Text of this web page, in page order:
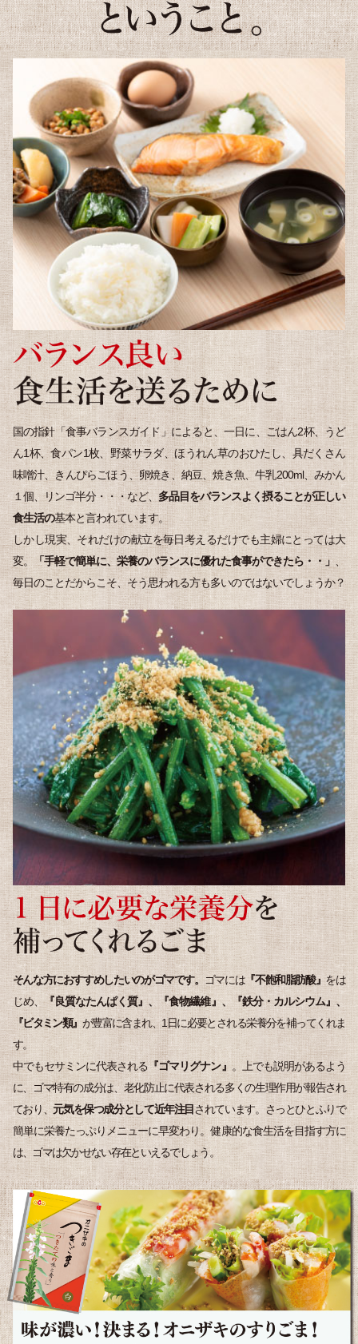
国の指針「食事バランスガイド」によると、一日に、ごはん2杯、うど
ん1杯、食パン1枚、野菜サラダ、ほうれん草のおひたし、具だくさん
味噌汁、きんぴらごほう、卵焼き、納豆、焼き魚、牛乳200ml、みかん
１個、リンゴ半分・・・など、多品目をバランスよく摂ることが正しい
食生活の基本と言われています。
しかし現実、それだけの献立を毎日考えるだけでも主婦にとっては大
変。「手軽で簡単に、栄養のバランスに優れた食事ができたら・・」 、
毎日のことだからこそ、そう思われる方も多いのではないでしょうか？
そんな方におすすめしたいのがゴマです。 ゴマには『不飽和脂肪酸』をは
じめ、『良質なたんぱく質』、『食物繊維』、『鉄分・カルシウム』、
『ビタミン類』が豊富に含まれ、1日に必要とされる栄養分を補ってくれま
す。
中でもセサミンに代表される『ゴマリグナン』。上でも説明があるよう
に、ゴマ特有の成分は、老化防止に代表される多くの生理作用が報告され
ており、 元気を保つ成分として近年注目されています。さっとひとふりで
簡単に栄養たっぷりメニューに早変わり。健康的な食生活を目指す方に
は、ゴマは欠かせない存在といえるでしょう。